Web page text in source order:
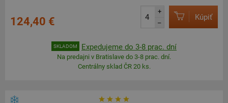
124,40 €
+
–
Kúpiť
SKLADOM Expedujeme do 3-8 prac. dní
Na predajni v Bratislave do 3-8 prac. dní.
Centrálny sklad ČR 20 ks.